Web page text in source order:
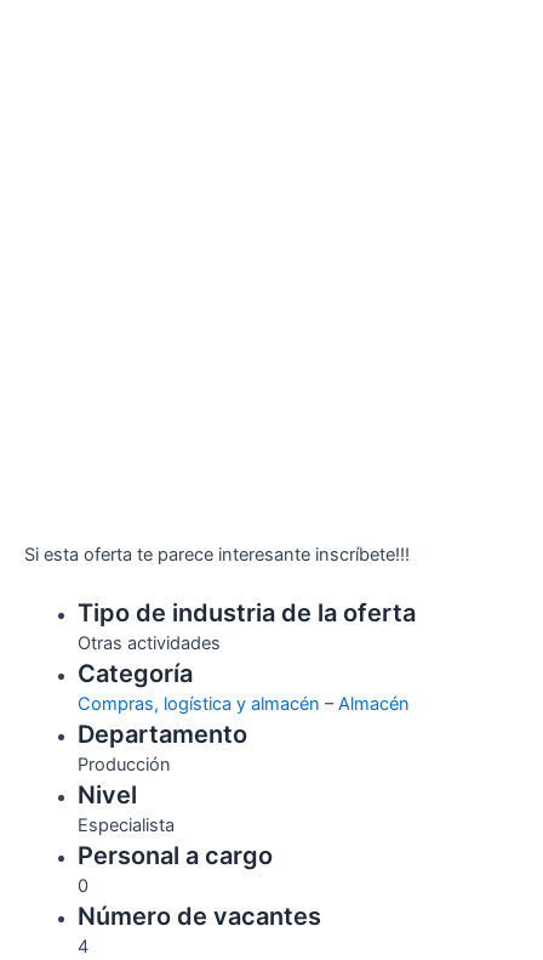
Si esta oferta te parece interesante inscríbete!!!
Tipo de industria de la oferta
Otras actividades
Categoría
Compras, logística y almacén –Almacén
Departamento
Producción
Nivel
Especialista
Personal a cargo
0
Número de vacantes
4